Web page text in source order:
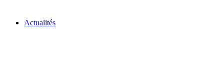
Actualités